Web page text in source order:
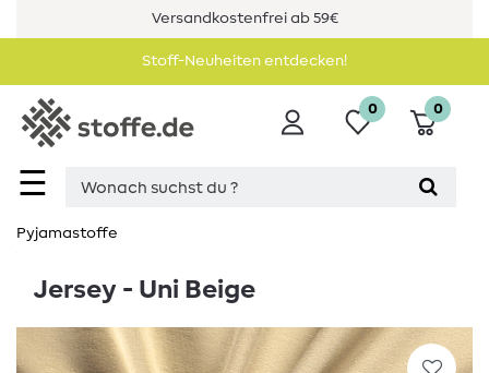
Versandkostenfrei ab 59€
Stoff-Neuheiten entdecken!
☰
0 0
Pyjamastoffe
Jersey - Uni Beige